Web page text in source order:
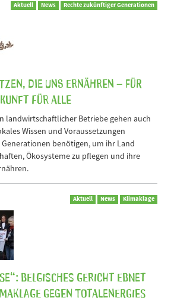
Aktuell News Rechte zukünftiger Generationen
die uns ernähren – für
für alle
landwirtschaftlicher Betriebe gehen auch
Wissen und Voraussetzungen
benötigen, um ihr Land
Ökosysteme zu pflegen und ihre
Aktuell News Klimaklage
Belgisches Gericht ebnet
gegen TotalEnergies